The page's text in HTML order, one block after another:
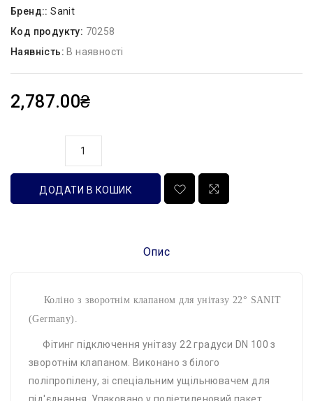
Бренд::Sanit
Код продукту: 70258
Наявність: В наявності
2,787.00₴
ДОДАТИ В КОШИК
Опис
Коліно з зворотнім клапаном для унітазу 22° SANIT
(Germany).
Фітинг підключення унітазу 22 градуси DN 100 з
зворотнім клапаном. Виконано з білого
поліпропілену, зі спеціальним ущільнювачем для